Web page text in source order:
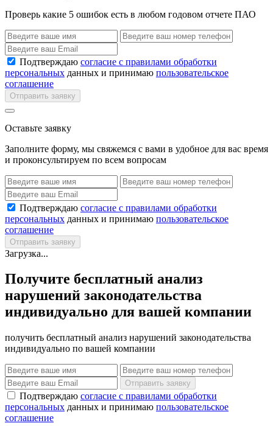
Проверь какие 5 ошибок есть в любом годовом отчете ПАО
Подтверждаю согласие с правилами обработки
персональных данных и принимаю пользовательское
соглашение
Отправить заявку
Оставьте заявку
Заполните форму, мы свяжемся с вами в удобное для вас время
и проконсультируем по всем вопросам
Подтверждаю согласие с правилами обработки
персональных данных и принимаю пользовательское
соглашение
Отправить заявку
Загрузка...
Получите бесплатный анализ
нарушений законодательства
индивидуально для вашей компании
получить бесплатный анализ нарушений законодательства
индивидуально по вашей компании
Отправить заявку
Подтверждаю согласие с правилами обработки
персональных данных и принимаю пользовательское
соглашение